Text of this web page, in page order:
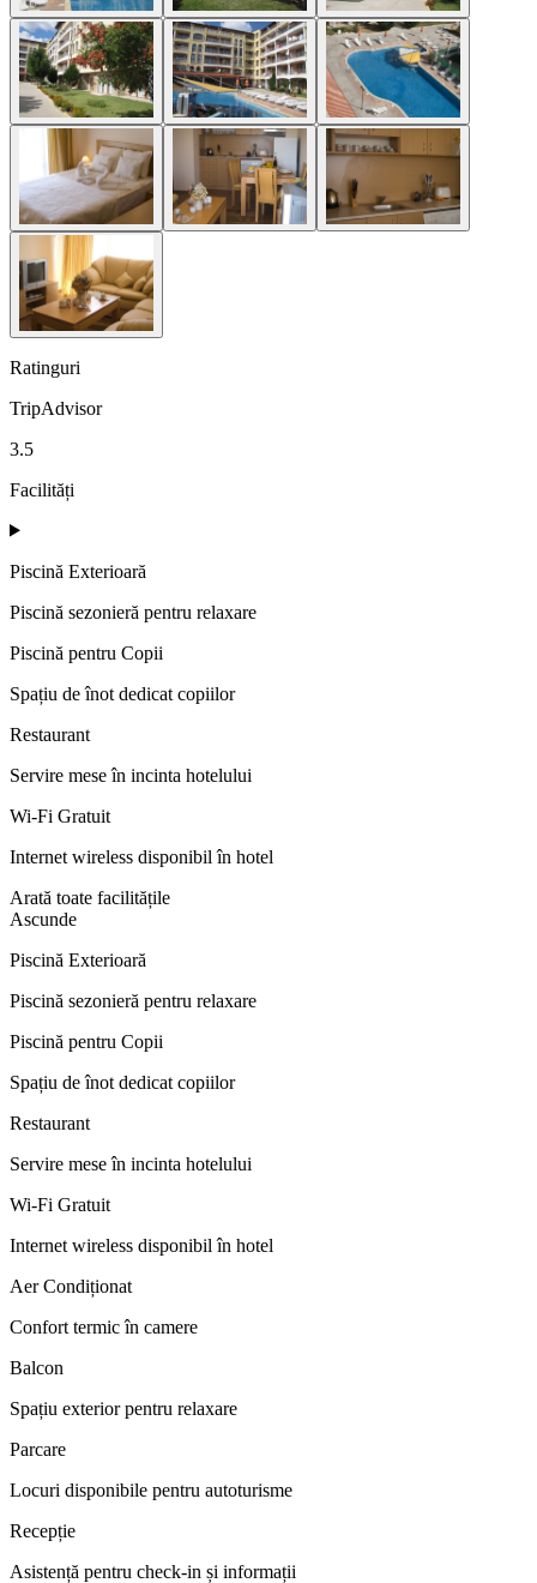
Ratinguri
TripAdvisor
3.5
Facilități
Piscină Exterioară
Piscină sezonieră pentru relaxare
Piscină pentru Copii
Spațiu de înot dedicat copiilor
Restaurant
Servire mese în incinta hotelului
Wi-Fi Gratuit
Internet wireless disponibil în hotel
Arată toate facilitățile
Ascunde
Piscină Exterioară
Piscină sezonieră pentru relaxare
Piscină pentru Copii
Spațiu de înot dedicat copiilor
Restaurant
Servire mese în incinta hotelului
Wi-Fi Gratuit
Internet wireless disponibil în hotel
Aer Condiționat
Confort termic în camere
Balcon
Spațiu exterior pentru relaxare
Parcare
Locuri disponibile pentru autoturisme
Recepție
Asistență pentru check-in și informații